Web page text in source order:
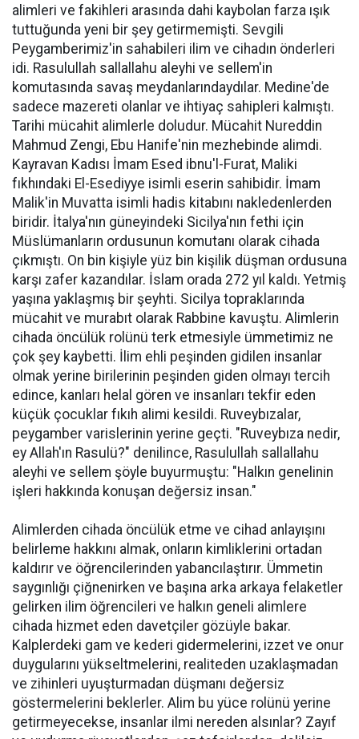
alimleri ve fakihleri arasında dahi kaybolan farza ışık
tuttuğunda yeni bir şey getirmemişti. Sevgili
Peygamberimiz'in sahabileri ilim ve cihadın önderleri
idi. Rasulullah sallallahu aleyhi ve sellem'in
komutasında savaş meydanlarındaydılar. Medine'de
sadece mazereti olanlar ve ihtiyaç sahipleri kalmıştı.
Tarihi mücahit alimlerle doludur. Mücahit Nureddin
Mahmud Zengi, Ebu Hanife'nin mezhebinde alimdi.
Kayravan Kadısı İmam Esed ibnu'l-Furat, Maliki
fıkhındaki El-Esediyye isimli eserin sahibidir. İmam
Malik'in Muvatta isimli hadis kitabını nakledenlerden
biridir. İtalya'nın güneyindeki Sicilya'nın fethi için
Müslümanların ordusunun komutanı olarak cihada
çıkmıştı. On bin kişiyle yüz bin kişilik düşman ordusuna
karşı zafer kazandılar. İslam orada 272 yıl kaldı. Yetmiş
yaşına yaklaşmış bir şeyhti. Sicilya topraklarında
mücahit ve murabıt olarak Rabbine kavuştu. Alimlerin
cihada öncülük rolünü terk etmesiyle ümmetimiz ne
çok şey kaybetti. İlim ehli peşinden gidilen insanlar
olmak yerine birilerinin peşinden giden olmayı tercih
edince, kanları helal gören ve insanları tekfir eden
küçük çocuklar fıkıh alimi kesildi. Ruveybızalar,
peygamber varislerinin yerine geçti. "Ruveybıza nedir,
ey Allah'ın Rasulü?" denilince, Rasulullah sallallahu
aleyhi ve sellem şöyle buyurmuştu: "Halkın genelinin
işleri hakkında konuşan değersiz insan."
Alimlerden cihada öncülük etme ve cihad anlayışını
belirleme hakkını almak, onların kimliklerini ortadan
kaldırır ve öğrencilerinden yabancılaştırır. Ümmetin
saygınlığı çiğnenirken ve başına arka arkaya felaketler
gelirken ilim öğrencileri ve halkın geneli alimlere
cihada hizmet eden davetçiler gözüyle bakar.
Kalplerdeki gam ve kederi gidermelerini, izzet ve onur
duygularını yükseltmelerini, realiteden uzaklaşmadan
ve zihinleri uyuşturmadan düşmanı değersiz
göstermelerini beklerler. Alim bu yüce rolünü yerine
getirmeyecekse, insanlar ilmi nereden alsınlar? Zayıf